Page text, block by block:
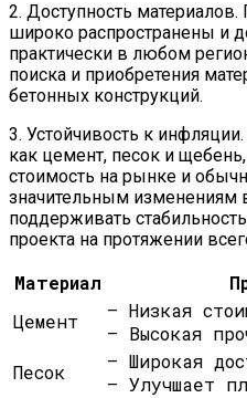
2. Доступность
широко распространены и
практически в любом
поиска и приобретения
бетонных конструкций.
3. Устойчивость к
как цемент, песок и
стоимость на рынке и
значительным изменениям
поддерживать
проекта на протяжении
Материал
Цемент
— Низкая
— Высокая
Песок
— Широкая
— Улучшает